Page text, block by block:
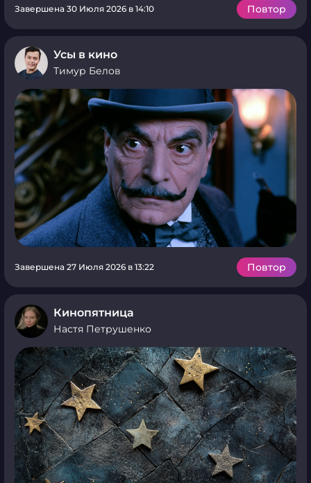
Завершена 30 Июля 2026 в 14:10 Повтор
Усы в кино
Тимур Белов
Завершена 27 Июля 2026 в 13:22 Повтор
Кинопятница
Настя Петрушенко